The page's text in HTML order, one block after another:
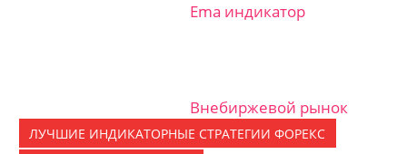
Ema индикатор
Внебиржевой рынок
ЛУЧШИЕ ИНДИКАТОРНЫЕ CТРАТЕГИИ ФОРЕКС